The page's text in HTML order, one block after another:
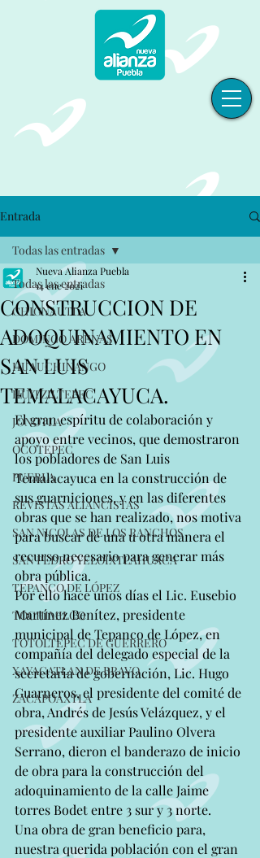
Entrada
Todas las entradas
CHIGNAUTLA
DOMINGO ARENAS
HUAUCHINANGO
HUITZILTEPEC
JONOTLA
OCOTEPEC
PUEBLA
REVISTAS ALIANCISTAS
SAN NICOLAS DE LOS RANCHOS
SAN PEDRO YELOIXTLAHUACA
TEPANCO DE LÓPEZ
TOCHIMILCO
TOTOLTEPEC DE GUERRERO
XAYACATLAN DE BRAVO
ZACAPOAXTLA
Todas las entradas
CONSTRUCCION DE
ADOQUINAMIENTO EN
SAN LUIS
TEMALACAYUCA.
Nueva Alianza Puebla
14 ene 2021
El gran espíritu de colaboración y
apoyo entre vecinos, que demostraron
los pobladores de San Luis
Temalacayuca en la construcción de
sus guarniciones, y en las diferentes
obras que se han realizado, nos motiva
para buscar de una u otra manera el
recurso necesario para generar más
obra pública.
Por ello hace unos días el Lic. Eusebio
Martínez Benítez, presidente
municipal de Tepanco de López, en
compañía del delegado especial de la
secretaria de gobernación, Lic. Hugo
Guarneros, el presidente del comité de
obra, Andrés de Jesús Velázquez, y el
presidente auxiliar Paulino Olvera
Serrano, dieron el banderazo de inicio
de obra para la construcción del
adoquinamiento de la calle Jaime
torres Bodet entre 3 sur y 3 norte.
Una obra de gran beneficio para,
nuestra querida población con el gran